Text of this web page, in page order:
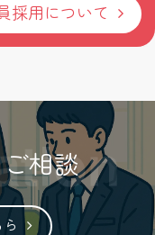
採用について
相談